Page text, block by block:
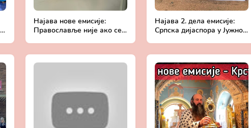
Најава нове емисије:
Православље није ако се
Јелић
Најава 2. дела емисије:
Српска дијаспора у Јужној